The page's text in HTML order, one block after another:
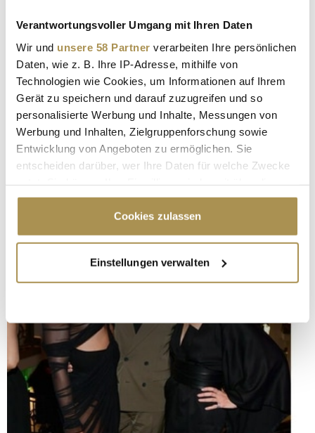
Verantwortungsvoller Umgang mit Ihren Daten
Wir und unsere 58 Partner verarbeiten Ihre persönlichen
Daten, wie z. B. Ihre IP-Adresse, mithilfe von
Technologien wie Cookies, um Informationen auf Ihrem
Gerät zu speichern und darauf zuzugreifen und so
personalisierte Werbung und Inhalte, Messungen von
Werbung und Inhalten, Zielgruppenforschung sowie
Entwicklung von Angeboten zu ermöglichen. Sie
entscheiden darüber, wer Ihre Daten für welche Zwecke
Cookie-Erklärung oder durch Klicken auf das Privacy
Trigger Symbol ändern oder widerrufen
Informationen über Ihre geografische Lage
erfassen, welche bis auf einige Meter genau sein
bestimmten Merkmalen (Fingerprinting) identifizieren
Erfahren Sie mehr darüber, wie Ihre persönlichen Daten
verarbeitet werden, und legen Sie Ihre Präferenzen im
Abschnitt Einzelheiten
fest.
Wir verwenden Cookies, um Inhalte und Anzeigen zu
Cookies zulassen
Einstellungen verwalten